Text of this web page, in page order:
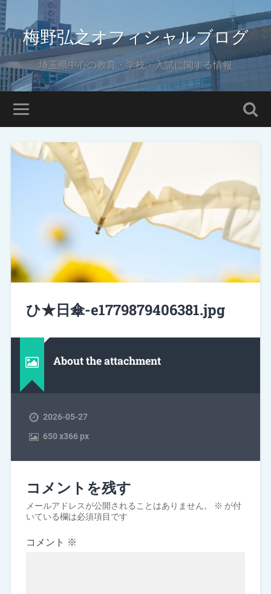
梅野弘之オフィシャルブログ
埼玉県中心の教育・学校・入試に関する情報
ひ★日傘-e1779879406381.jpg
About the attachment
2026-05-27
650x366 px
コメントを残す
メールアドレスが公開されることはありません。 ※ が付
いている欄は必須項目です
コメント ※